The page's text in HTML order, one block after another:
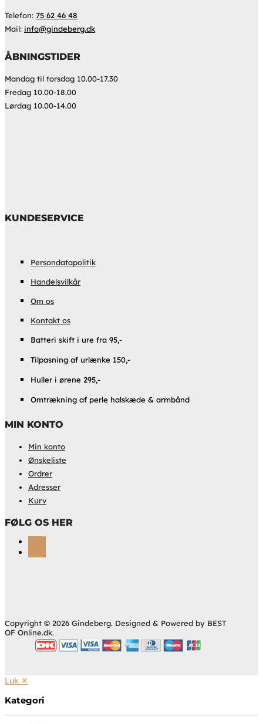
Telefon: 75 62 46 48
Mail: info@gindeberg.dk
ÅBNINGSTIDER
Mandag til torsdag 10.00-17.30
Fredag 10.00-18.00
Lørdag 10.00-14.00
KUNDESERVICE
Persondatapolitik
Handelsvilkår
Om os
Kontakt os
Batteri skift i ure fra 95,-
Tilpasning af urlænke 150,-
Huller i ørene 295,-
Omtrækning af perle halskæde & armbånd
MIN KONTO
Min konto
Ønskeliste
Ordrer
Adresser
Kurv
FØLG OS HER
Copyright © 2026 Gindeberg. Designed & Powered by BEST
OF Online.dk.
Luk ✕
Kategori